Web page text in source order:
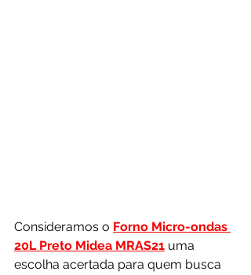
Consideramos o Forno Micro-ondas
20L Preto Midea MRAS21 uma
escolha acertada para quem busca